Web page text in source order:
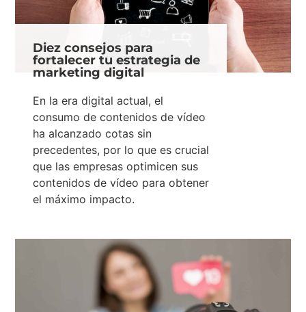
Diez consejos para
fortalecer tu estrategia de
marketing digital
En la era digital actual, el
consumo de contenidos de vídeo
ha alcanzado cotas sin
precedentes, por lo que es crucial
que las empresas optimicen sus
contenidos de vídeo para obtener
el máximo impacto.